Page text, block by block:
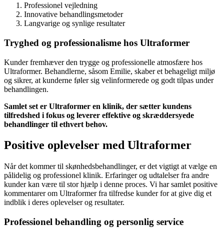
Professionel vejledning
Innovative behandlingsmetoder
Langvarige og synlige resultater
Tryghed og professionalisme hos Ultraformer
Kunder fremhæver den trygge og professionelle atmosfære hos
Ultraformer. Behandlerne, såsom Emilie, skaber et behageligt miljø
og sikrer, at kunderne føler sig velinformerede og godt tilpas under
behandlingen.
Samlet set er Ultraformer en klinik, der sætter kundens
tilfredshed i fokus og leverer effektive og skræddersyede
behandlinger til ethvert behov.
Positive oplevelser med Ultraformer
Når det kommer til skønhedsbehandlinger, er det vigtigt at vælge en
pålidelig og professionel klinik. Erfaringer og udtalelser fra andre
kunder kan være til stor hjælp i denne proces. Vi har samlet positive
kommentarer om Ultraformer fra tilfredse kunder for at give dig et
indblik i deres oplevelser og resultater.
Professionel behandling og personlig service